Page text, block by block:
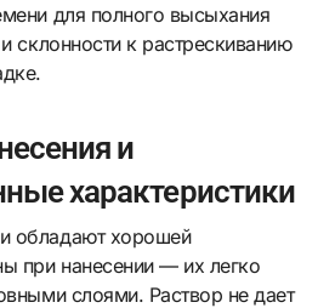
для полного высыхания
склонности к растрескиванию
и
характеристики
обладают хорошей
при нанесении — их легко
слоями. Раствор не дает